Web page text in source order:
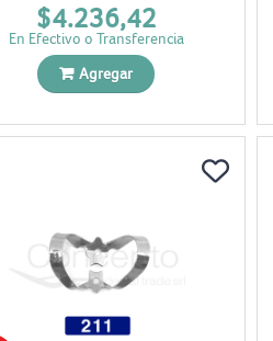
En Efectivo o Transferencia
$4.236,42
Agregar